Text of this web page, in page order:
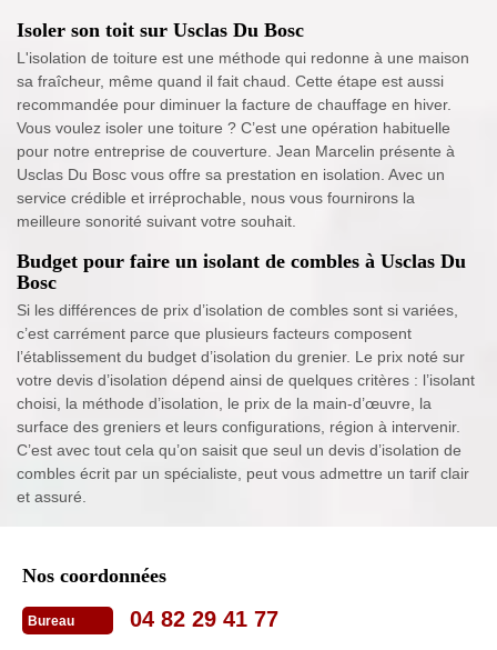
Isoler son toit sur Usclas Du Bosc
L'isolation de toiture est une méthode qui redonne à une maison
sa fraîcheur, même quand il fait chaud. Cette étape est aussi
recommandée pour diminuer la facture de chauffage en hiver.
Vous voulez isoler une toiture ? C’est une opération habituelle
pour notre entreprise de couverture. Jean Marcelin présente à
Usclas Du Bosc vous offre sa prestation en isolation. Avec un
service crédible et irréprochable, nous vous fournirons la
meilleure sonorité suivant votre souhait.
Budget pour faire un isolant de combles à Usclas Du
Bosc
Si les différences de prix d’isolation de combles sont si variées,
c’est carrément parce que plusieurs facteurs composent
l’établissement du budget d’isolation du grenier. Le prix noté sur
votre devis d’isolation dépend ainsi de quelques critères : l’isolant
choisi, la méthode d’isolation, le prix de la main-d’œuvre, la
surface des greniers et leurs configurations, région à intervenir.
C’est avec tout cela qu’on saisit que seul un devis d’isolation de
combles écrit par un spécialiste, peut vous admettre un tarif clair
et assuré.
Nos coordonnées
Bureau 04 82 29 41 77